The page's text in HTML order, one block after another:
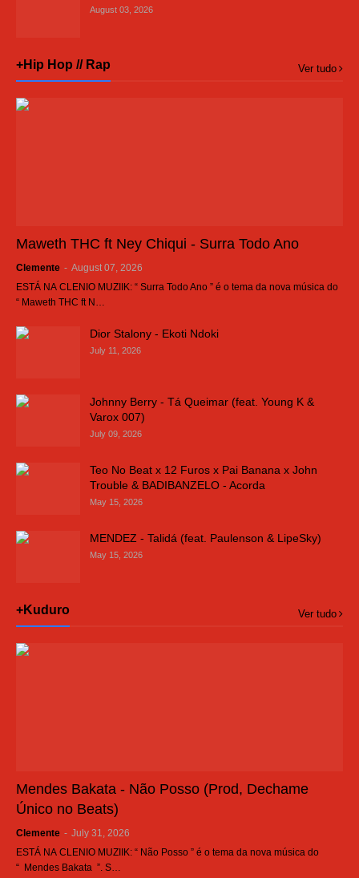
August 03, 2026
+Hip Hop // Rap Ver tudo
Maweth THC ft Ney Chiqui - Surra Todo Ano
Clemente - August 07, 2026
ESTÁ NA CLENIO MUZIIK: “ Surra Todo Ano ” é o tema da nova música do
“ Maweth THC ft N…
Dior Stalony - Ekoti Ndoki
July 11, 2026
Johnny Berry - Tá Queimar (feat. Young K &
Varox 007)
July 09, 2026
Teo No Beat x 12 Furos x Pai Banana x John
Trouble & BADIBANZELO - Acorda
May 15, 2026
MENDEZ - Talidá (feat. Paulenson & LipeSky)
May 15, 2026
+Kuduro Ver tudo
Mendes Bakata - Não Posso (Prod, Dechame
Único no Beats)
Clemente - July 31, 2026
ESTÁ NA CLENIO MUZIIK: “ Não Posso ” é o tema da nova música do
“ Mendes Bakata ”. S…